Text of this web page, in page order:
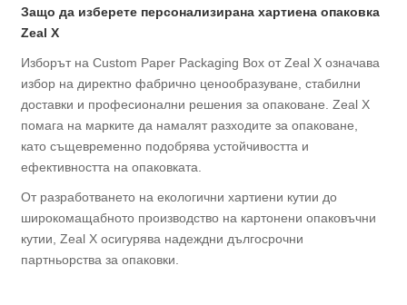
Защо да изберете персонализирана хартиена опаковка
Zeal X
Изборът на Custom Paper Packaging Box от Zeal X означава
избор на директно фабрично ценообразуване, стабилни
доставки и професионални решения за опаковане. Zeal X
помага на марките да намалят разходите за опаковане,
като същевременно подобрява устойчивостта и
ефективността на опаковката.
От разработването на екологични хартиени кутии до
широкомащабното производство на картонени опаковъчни
кутии, Zeal X осигурява надеждни дългосрочни
партньорства за опаковки.